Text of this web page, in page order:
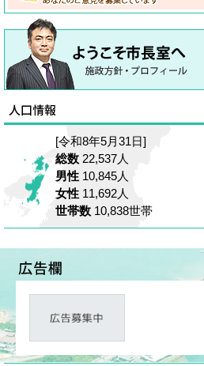
[令和8年5月31日]
総数 22,537人
男性 10,845人
女性 11,692人
世帯数 10,838世帯